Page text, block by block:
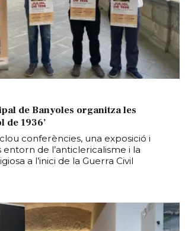
de Banyoles organitza les
de 1936’
conferències, una exposició i
de l’anticlericalisme i la
a l’inici de la Guerra Civil